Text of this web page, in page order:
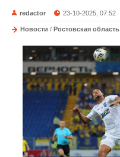
redactor 23-10-2025, 07:52
Новости / Ростовская область